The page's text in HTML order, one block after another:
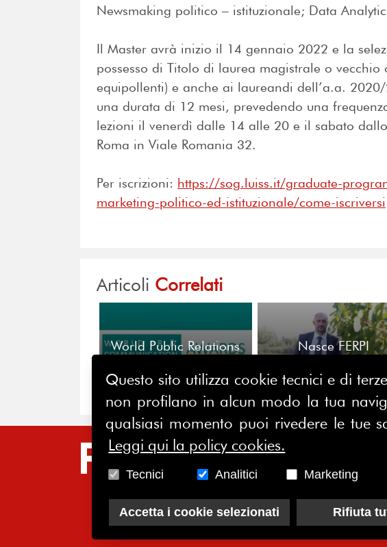
Newsmaking politico – istituzionale; Data
Il Master avrà inizio il 14 gennaio 2022 e la
possesso di Titolo di laurea magistrale o
equipollenti) e anche ai laureandi dell’a.a.
una durata di 12 mesi, prevedendo una
lezioni il venerdì dalle 14 alle 20 e il sabato
Roma in Viale Romania 32.
Per iscrizioni: https://sog.luiss.it/graduate-
marketing-politico-ed-istituzionale/come-iscriversi
Articoli Correlati
World Public Relations
Awards 2026: aperte le
candidature per
l’eccellenza globale
della comunicazione
Nasce FERPI
comunicazione
dell'agroalimentare
centro di una
commissione
HOME
CHI SIAMO
ASSOCIAZIONE
Questo sito utilizza cookie tecnici e di
non profilano in alcun modo la tua
qualsiasi momento puoi rivedere le tue
Leggi qui la policy cookies.
Tecnici Analitici Marketing
Accetta i cookie selezionati Rifiuta